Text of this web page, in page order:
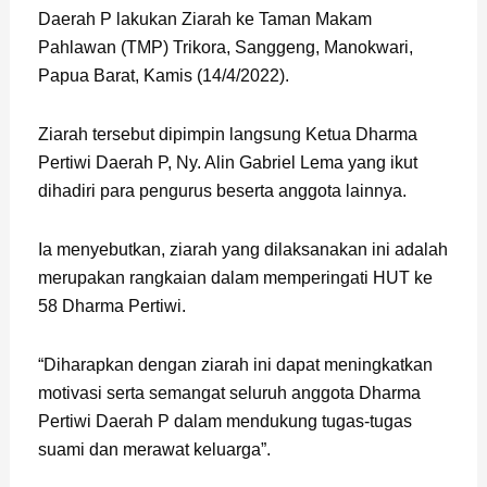
Daerah P lakukan Ziarah ke Taman Makam
Pahlawan (TMP) Trikora, Sanggeng, Manokwari,
Papua Barat, Kamis (14/4/2022).
Ziarah tersebut dipimpin langsung Ketua Dharma
Pertiwi Daerah P, Ny. Alin Gabriel Lema yang ikut
dihadiri para pengurus beserta anggota lainnya.
Ia menyebutkan, ziarah yang dilaksanakan ini adalah
merupakan rangkaian dalam memperingati HUT ke
58 Dharma Pertiwi.
“Diharapkan dengan ziarah ini dapat meningkatkan
motivasi serta semangat seluruh anggota Dharma
Pertiwi Daerah P dalam mendukung tugas-tugas
suami dan merawat keluarga”.